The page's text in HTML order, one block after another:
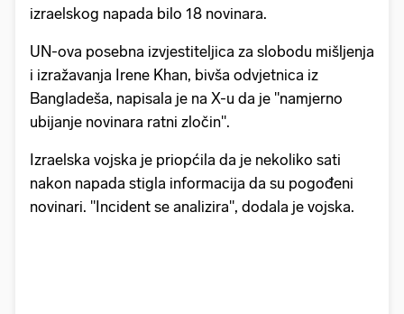
izraelskog napada bilo 18 novinara.
UN-ova posebna izvjestiteljica za slobodu mišljenja
i izražavanja Irene Khan, bivša odvjetnica iz
Bangladeša, napisala je na X-u da je "namjerno
ubijanje novinara ratni zločin".
Izraelska vojska je priopćila da je nekoliko sati
nakon napada stigla informacija da su pogođeni
novinari. "Incident se analizira", dodala je vojska.